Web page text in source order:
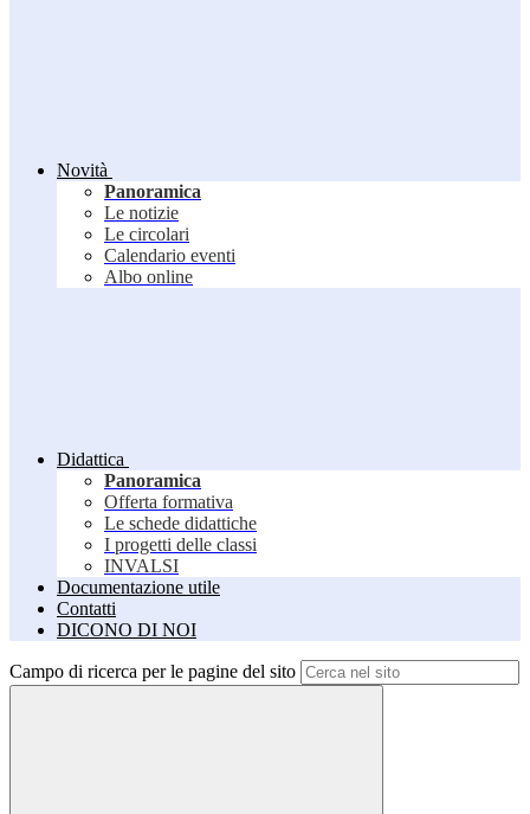
Novità
Panoramica
Le notizie
Le circolari
Calendario eventi
Albo online
Didattica
Panoramica
Offerta formativa
Le schede didattiche
I progetti delle classi
INVALSI
Documentazione utile
Contatti
DICONO DI NOI
Campo di ricerca per le pagine del sito